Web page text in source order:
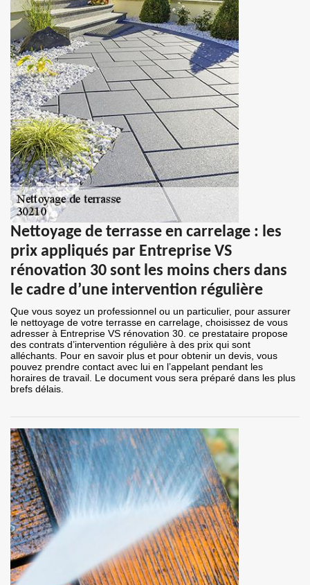
Nettoyage de terrasse en carrelage : les
prix appliqués par Entreprise VS
rénovation 30 sont les moins chers dans
le cadre d’une intervention régulière
Que vous soyez un professionnel ou un particulier, pour assurer
le nettoyage de votre terrasse en carrelage, choisissez de vous
adresser à Entreprise VS rénovation 30. ce prestataire propose
des contrats d’intervention régulière à des prix qui sont
alléchants. Pour en savoir plus et pour obtenir un devis, vous
pouvez prendre contact avec lui en l’appelant pendant les
horaires de travail. Le document vous sera préparé dans les plus
brefs délais.